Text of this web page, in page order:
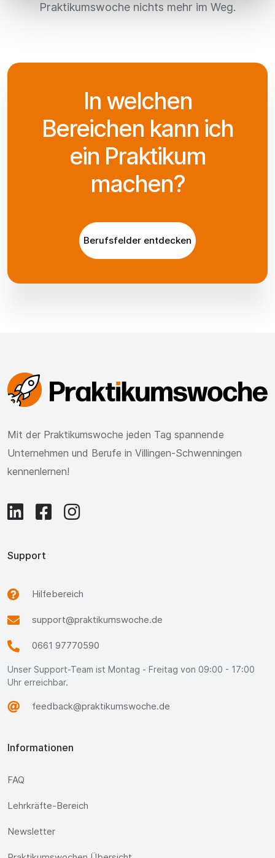
Praktikumswoche nichts mehr im Weg.
In welchen
Bereichen kann ich
ein Praktikum
machen?
Berufsfelder entdecken
Mit der Praktikumswoche jeden Tag spannende
Unternehmen und Berufe in Villingen-Schwenningen
kennenlernen!
Support
Hilfebereich
support@praktikumswoche.de
0661 97770590
Unser Support-Team ist Montag - Freitag von 09:00 - 17:00
Uhr erreichbar.
feedback@praktikumswoche.de
Informationen
FAQ
Lehrkräfte-Bereich
Newsletter